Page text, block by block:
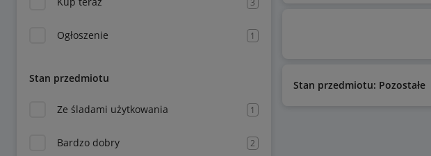
Ogłoszenie 1
Stan przedmiotu
Ze śladami użytkowania 1
Bardzo dobry 2
Stan przedmiotu: Pozostałe